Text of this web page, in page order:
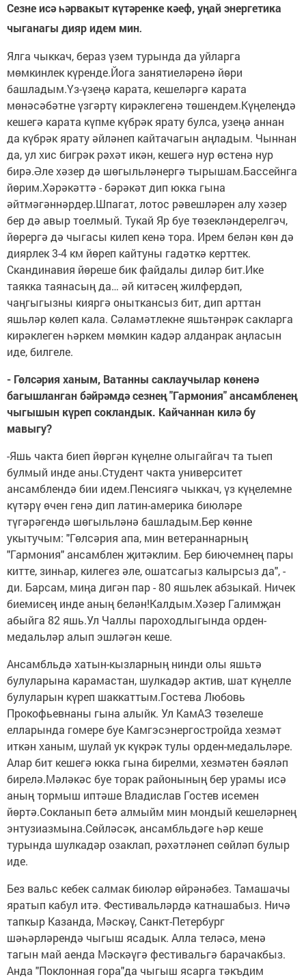
Сезне исә һәрвакыт күтәренке кәеф, уңай энергетика
чыганагы дияр идем мин.
Ялга чыккач, бераз үзем турында да уйларга
мөмкинлек күренде.Йога занятиеләренә йөри
башладым.Үз-үзеңә карата, кешеләргә карата
мөнәсәбәтне үзгәртү кирәклегенә төшендем.Күңелеңдә
кешегә карата күпме күбрәк ярату булса, узеңә аннан
да күбрәк ярату әйләнеп кайтачагын аңладым. Чыннан
да, ул хис бигрәк рәхәт икән, кешегә нур өстенә нур
бирә.Әле хәзер дә шөгыльләнергә тырышам.Бассейнга
йөрим.Хәрәкәттә - бәрәкәт дип юкка гына
әйтмәгәннәрдер.Шпагат, лотос рәвешләрен алу хәзер
бер дә авыр тоелмый. Тукай Яр буе төзекләндерелгәч,
йөрергә дә чыгасы килеп кенә тора. Ирем белән көн дә
диярлек 3-4 км йөреп кайтуны гадәткә керттек.
Скандинавия йөреше бик файдалы диләр бит.Ике
таякка таянасың да… әй китәсең жилфердәп,
чаңгыгызны кияргә оныткансыз бит, дип арттан
яшьләр көлеп кала. Сәламәтлекне яшьтәнрәк сакларга
кирәклеген һәркем мөмкин кадәр алданрак аңласын
иде, билгеле.
- Гөлсәрия ханым, Ватанны саклаучылар көненә
багышланган бәйрәмдә сезнең "Гармония" ансамбленең
чыгышын күреп сокландык. Кайчаннан килә бу
мавыгу?
-Яшь чакта биеп йөргән күңелне олыгайгач та тыеп
булмый инде аны.Студент чакта университет
ансамблендә бии идем.Пенсиягә чыккач, үз күңелемне
күтәрү өчен генә дип латин-америка биюләре
түгәрәгендә шөгыльләнә башладым.Бер көнне
укытучым: "Гөлсәрия апа, мин ветераннарның
"Гармония" ансамблен җитәклим. Бер биючемнең пары
китте, зинһар, килегез әле, ошатсагыз калырсыз да", -
ди. Барсам, миңа дигән пар - 80 яшьлек абзыкай. Ничек
биемисең инде аның белән!Калдым.Хәзер Галимҗан
абыйга 82 яшь.Ул Чаллы пароходлыгында орден-
медальләр алып эшләгән кеше.
Ансамбльдә хатын-кызларның нинди олы яшьтә
булуларына карамастан, шулкадәр актив, шат күңелле
булуларын күреп шаккаттым.Гостева Любовь
Прокофьевнаны гына алыйк. Ул КамАЗ төзелеше
елларында гомере буе Камгэсэнергостройда хезмәт
иткән ханым, шулай ук күкрәк тулы орден-медальләре.
Алар бит кешегә юкка гына бирелми, хезмәтен бәяләп
бирелә.Мәләкәс буе торак районының бер урамы исә
аның тормыш иптәше Владислав Гостев исемен
йөртә.Сокланып бетә алмыйм мин мондый кешеләрнең
энтузиазмына.Сөйләсәк, ансамбльдәге һәр кеше
турында шулкадәр озаклап, рәхәтләнеп сөйләп булыр
иде.
Без вальс кебек салмак биюләр өйрәнәбез. Тамашачы
яратып кабул итә. Фестивальләрдә катнашабыз. Ничә
тапкыр Казанда, Мәскәү, Санкт-Петербург
шәһәрләрендә чыгыш ясадык. Алла теләсә, менә
тагын май аенда Мәскәүгә фестивальгә барачакбыз.
Анда "Поклонная гора"да чыгыш ясарга тәкъдим